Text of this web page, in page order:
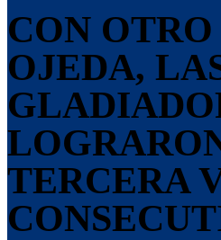
CON
OJEDA,
TERCERA